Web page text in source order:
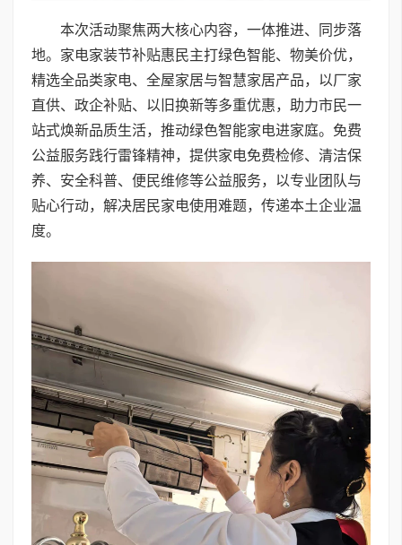
本次活动聚焦两大核心内容，一体推进、同步落
地。家电家装节补贴惠民主打绿色智能、物美价优，
精选全品类家电、全屋家居与智慧家居产品，以厂家
直供、政企补贴、以旧换新等多重优惠，助力市民一
站式焕新品质生活，推动绿色智能家电进家庭。免费
公益服务践行雷锋精神，提供家电免费检修、清洁保
养、安全科普、便民维修等公益服务，以专业团队与
贴心行动，解决居民家电使用难题，传递本土企业温
度。